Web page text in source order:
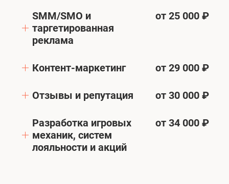
SMM/SMO и
таргетированная
реклама
от 25 000 ₽
Контент-маркетинг от 29 000 ₽
Отзывы и репутация от 30 000 ₽
Разработка игровых
механик, систем
лояльности и акций
от 34 000 ₽